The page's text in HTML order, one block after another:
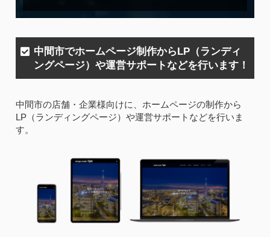
中間市でホームページ制作からLP（ランディ
ングページ）や運営サポートなどを行います！
中間市の店舗・企業様向けに、ホームページの制作から
LP（ランディングページ）や運営サポートなどを行いま
す。